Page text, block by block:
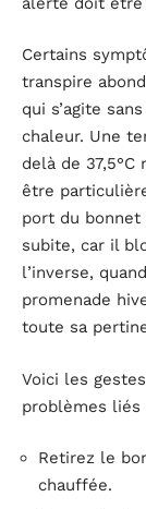
Certains
transpire
qui s’agite
chaleur. Une
delà de
être
port du bonnet
subite, car il
l’inverse,
promenade
toute sa
Voici les
problèmes liés
Retirez le
chauffée.